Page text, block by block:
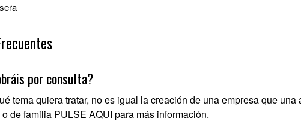
por consulta?
tema quiera tratar, no es igual la creación de una empresa que una
de familia PULSE AQUI para más información.